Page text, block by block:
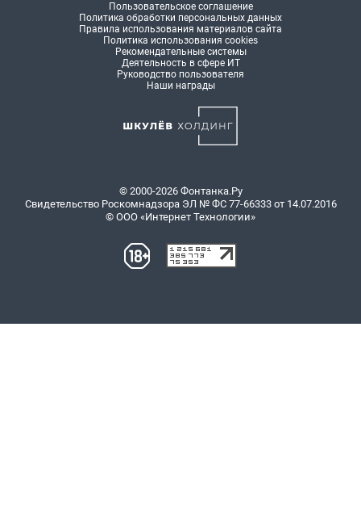
Пользовательское соглашение
Политика обработки персональных данных
Правила использования материалов сайта
Политика использования cookies
Рекомендательные системы
Деятельность в сфере ИТ
Руководство пользователя
Наши награды
© 2000-2026 Фонтанка.Ру
Свидетельство Роскомнадзора ЭЛ № ФС 77-66333 от 14.07.2016
© ООО «Интернет Технологии»